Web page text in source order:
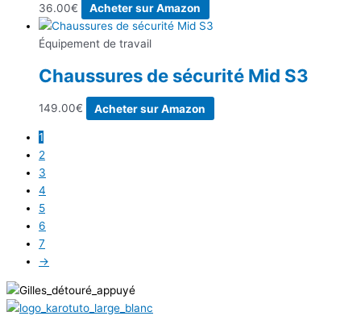
36.00€ Acheter sur Amazon
Équipement de travail
Chaussures de sécurité Mid S3
149.00€ Acheter sur Amazon
1
2
3
4
5
6
7
→